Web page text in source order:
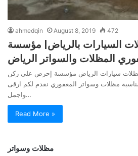
ahmedqin August 8, 2019 472
السيارات بالرياض| مؤسسة
المظلات والسواتر الرياض
سيارات الرياض مؤسسة إحرص على ركن
مظلات وسواتر المغفوري نقدم لكم ارقى
واجمل…
Read More »
مظلات وسواتر